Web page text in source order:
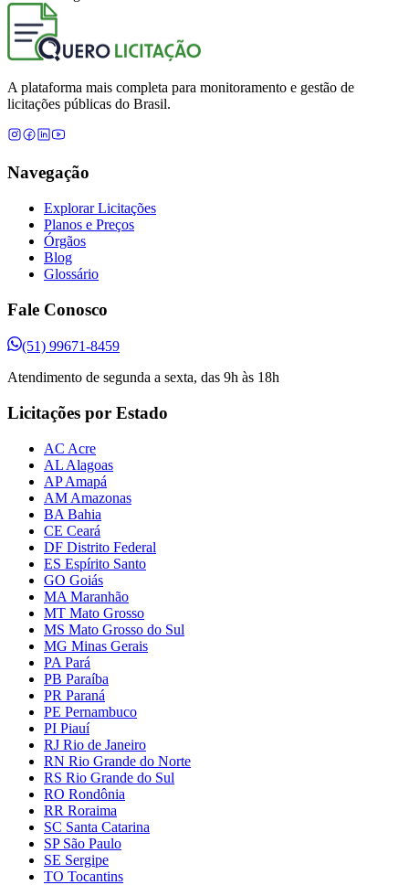
A plataforma mais completa para monitoramento e gestão de
licitações públicas do Brasil.
Navegação
Explorar Licitações
Planos e Preços
Órgãos
Blog
Glossário
Fale Conosco
(51) 99671-8459
Atendimento de segunda a sexta, das 9h às 18h
Licitações por Estado
AC Acre
AL Alagoas
AP Amapá
AM Amazonas
BA Bahia
CE Ceará
DF Distrito Federal
ES Espírito Santo
GO Goiás
MA Maranhão
MT Mato Grosso
MS Mato Grosso do Sul
MG Minas Gerais
PA Pará
PB Paraíba
PR Paraná
PE Pernambuco
PI Piauí
RJ Rio de Janeiro
RN Rio Grande do Norte
RS Rio Grande do Sul
RO Rondônia
RR Roraima
SC Santa Catarina
SP São Paulo
SE Sergipe
TO Tocantins